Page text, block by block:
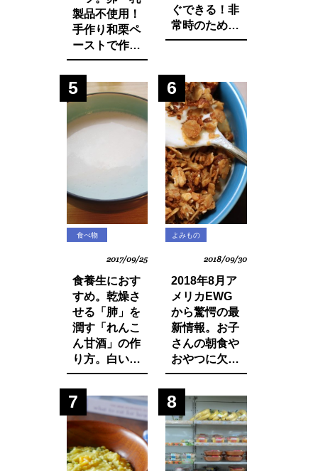
製品不使用！
手作り和栗ペ
ーストで作る
モンブランパ
フェの作り方
ぐできる！非
常時のために
知っておきた
マネージ。
5
食べ物
2017/09/25
食養生におす
すめ。乾燥さ
せる「肺」を
潤す「れんこ
ん甘酒」の作
り方。白い食
材でカラダを
養おう。
6
よみもの
2018/09/30
2018年8月ア
メリカEWG
から驚愕の最
新情報。お子
さんの朝食や
おやつに欠か
せないシリア
ルから大量の
発がん性物質
グリホサート
が検出！
7 8